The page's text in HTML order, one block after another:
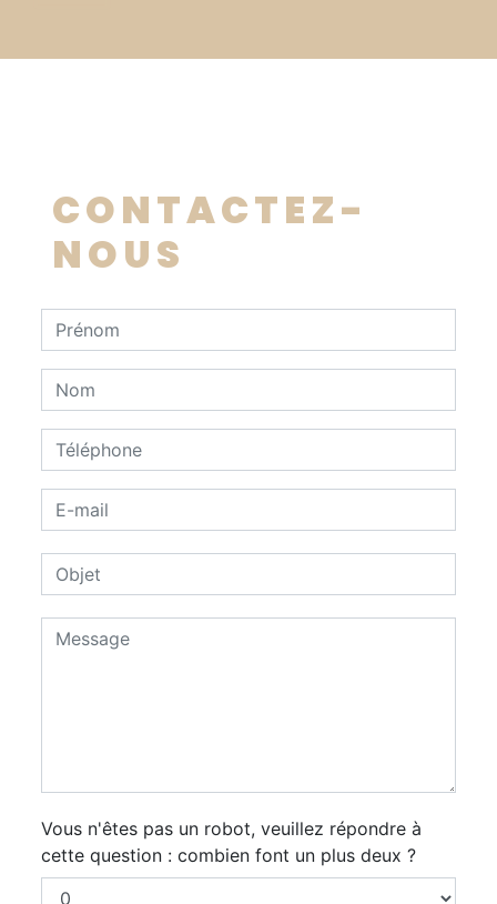
CONTACTEZ-
NOUS
Vous n'êtes pas un robot, veuillez répondre à
cette question : combien font un plus deux ?